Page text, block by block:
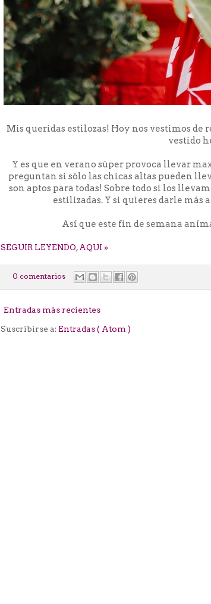
Mis queridas estilozas! Hoy nos vestimos de
vestido
Y es que en verano súper provoca llevar
preguntan si sólo las chicas altas pueden
son aptos para todas! Sobre todo si los
estilizadas. Y si quieres darle
Así que este fin de semana
SEGUIR LEYENDO, AQUI »
0 comentarios
Entradas más recientes
Suscribirse a:Entradas ( Atom )